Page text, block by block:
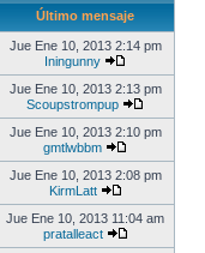
Último mensaje
Jue Ene 10, 2013 2:14 pm
Iningunny
Jue Ene 10, 2013 2:13 pm
Scoupstrompup
Jue Ene 10, 2013 2:10 pm
gmtlwbbm
Jue Ene 10, 2013 2:08 pm
KirmLatt
Jue Ene 10, 2013 11:04 am
pratalleact